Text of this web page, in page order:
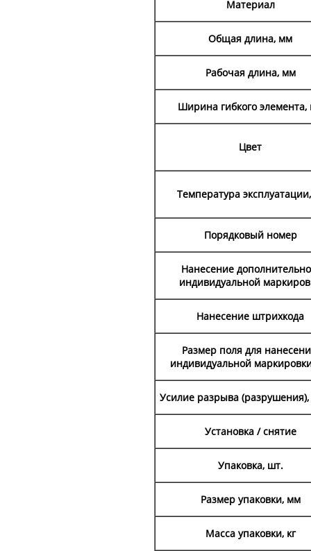
Материал
Общая длина, мм
Рабочая длина, мм
Ширина гибкого элемента,
Цвет
Температура
Порядковый номер
Нанесение
индивидуальной
Нанесение штрихкода
Размер поля для
индивидуальной
Усилие разрыва (разрушения),
Установка / снятие
Упаковка, шт.
Размер упаковки, мм
Масса упаковки, кг